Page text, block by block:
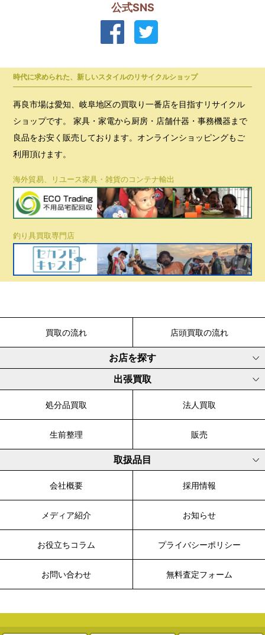
公式SNS
時代に求められた、新しいスタイルのリサイクルショップ
再良市場は愛知、岐阜地区の買取り一番店を目指すリサイクル
ショップです。 家具・家電から厨房・店舗什器・事務機器まで
良品をお安く販売しております。オンラインショッピングもご
利用頂けます。
海外貿易、リユース家具・雑貨のコンテナ輸出
釣り具買取専門店
買取の流れ 店頭買取の流れ
お店を探す
出張買取
処分品買取 法人買取
生前整理 販売
取扱品目
会社概要 採用情報
メディア紹介 お知らせ
お役立ちコラム プライバシーポリシー
お問い合わせ 無料査定フォーム
© 2003-2026 WALK, All Rights Reserved.